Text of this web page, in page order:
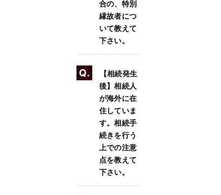
合の、特別
縁故者につ
いて教えて
下さい。
Q.
【相続発生
後】相続人
が海外に在
住していま
す。相続手
続きを行う
上での注意
点を教えて
下さい。